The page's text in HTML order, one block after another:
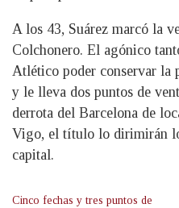
A los 43, Suárez marcó la
Colchonero. El agónico
Atlético poder conservar la
y le lleva dos puntos de
derrota del Barcelona de
Vigo, el título lo dirimirán
capital.
Cinco fechas y tres puntos de